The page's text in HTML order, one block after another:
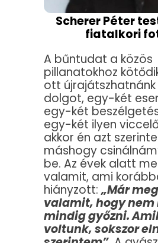
Scherer Péter
fiatalkori
A bűntudat a közös
pillanatokhoz
ott
dolgot, egy-két
egy-két
egy-két ilyen
akkor én azt
máshogy
be. Az évek alatt
valamit, ami
hiányzott:„Már
valamit, hogy nem
mindig győzni.
voltunk, sokszor